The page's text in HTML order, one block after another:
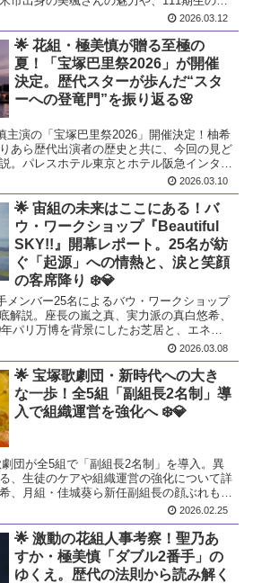
2026.03.12
🌟 花組・極美慎が贈る至極の
夏！「宝塚巴里祭2026」が開催
決定。歴代スターが歩んだ“スタ
ーへの登竜門”を振り返る🌸
主演の「宝塚巴里祭2026」開催決定！柚希
あら歴代出演者の歴史と共に、今回の見ど
。パレスホテル東京とホテル阪急インター
2026.03.10
🌟 宙組の未来はここにある！バ
ウ・ワークショップ『Beautiful
SKY!!』開幕レポート。25名が紡
ぐ「起源」への情熱と、涙と笑顔
の客席降り ❄️💎
メンバー25名によるバウ・ワークショップ
解説。座長の嵐之真、実力派の真白悠希、
パリ万博を背景にしたお芝居と、エネル
2026.03.08
🌟 宝塚歌劇団・新時代への大き
な一歩！全5組「副組長2名制」導
入で組織運営を強化へ ❄️💎
団が全5組で「副組長2名制」を導入。異
、生徒のケアや組織運営の強化について詳
、月組・佳城葵ら新任副組長の顔ぶれも紹
2026.02.25
🌟 激動の花組人事考察！聖乃あ
すか・極美慎「ダブル2番手」の
ゆくえ。歴代の法則から読み解く